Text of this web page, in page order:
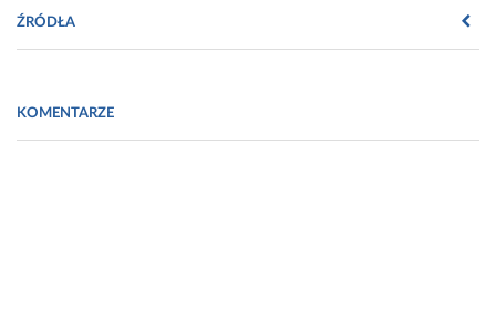
ŹRÓDŁA
KOMENTARZE